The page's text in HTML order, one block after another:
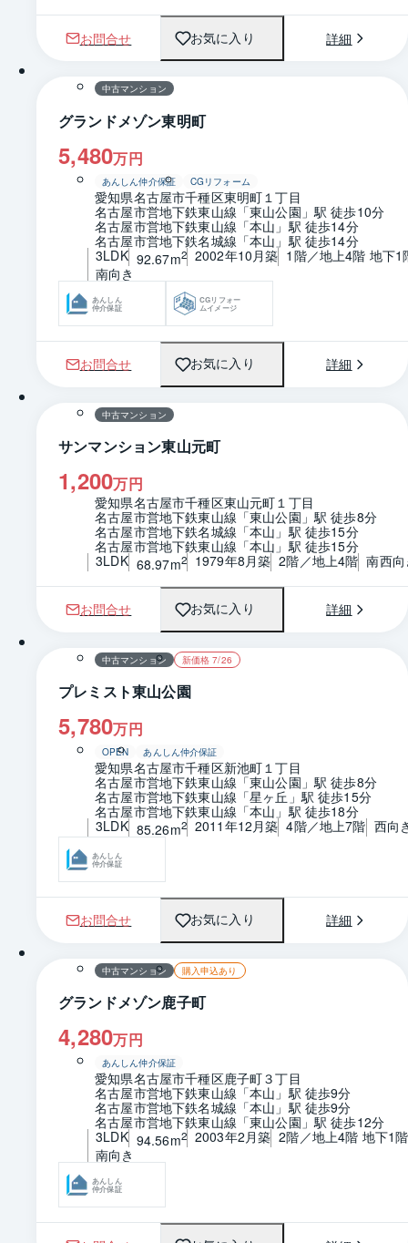
お問合せ お気に入り 詳細
1 / 0 間取り
中古マンション
グランドメゾン東明町
5,480万円
あんしん仲介保証 CGリフォーム
愛知県名古屋市千種区東明町１丁目
名古屋市営地下鉄東山線「東山公園」駅 徒歩10分
名古屋市営地下鉄東山線「本山」駅 徒歩14分
名古屋市営地下鉄名城線「本山」駅 徒歩14分
3LDK 92.67m2 2002年10月築 1階／地上4階 地下1
南向き
あんしん
仲介保証
CGリフォー
ムイメージ
お問合せ お気に入り 詳細
1 / 0 間取り
中古マンション
サンマンション東山元町
1,200万円
愛知県名古屋市千種区東山元町１丁目
名古屋市営地下鉄東山線「東山公園」駅 徒歩8分
名古屋市営地下鉄名城線「本山」駅 徒歩15分
名古屋市営地下鉄東山線「本山」駅 徒歩15分
3LDK 68.97m2 1979年8月築 2階／地上4階 南西
お問合せ お気に入り 詳細
1 / 0 間取り
中古マンション 新価格 7/26
プレミスト東山公園
5,780万円
OPEN あんしん仲介保証
愛知県名古屋市千種区新池町１丁目
名古屋市営地下鉄東山線「東山公園」駅 徒歩8分
名古屋市営地下鉄東山線「星ヶ丘」駅 徒歩15分
名古屋市営地下鉄東山線「本山」駅 徒歩18分
3LDK 85.26m2 2011年12月築 4階／地上7階 西向
あんしん
仲介保証
お問合せ お気に入り 詳細
1 / 0 間取り
中古マンション 購入申込あり
グランドメゾン鹿子町
4,280万円
あんしん仲介保証
愛知県名古屋市千種区鹿子町３丁目
名古屋市営地下鉄東山線「本山」駅 徒歩9分
名古屋市営地下鉄名城線「本山」駅 徒歩9分
名古屋市営地下鉄東山線「東山公園」駅 徒歩12分
3LDK 94.56m2 2003年2月築 2階／地上4階 地下1階
南向き
あんしん
仲介保証